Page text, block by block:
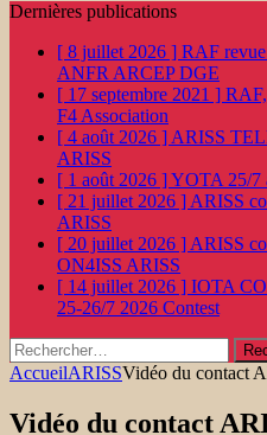
Dernières publications
[ 8 juillet 2026 ] RAF
ANFR ARCEP DGE
[ 17 septembre 2021 ]
F4 Association
[ 4 août 2026 ] ARISS
ARISS
[ 1 août 2026 ]YOTA 25/7
[ 21 juillet 2026 ] ARISS
ARISS
[ 20 juillet 2026 ] ARISS
ON4ISS ARISS
[ 14 juillet 2026 ] IOTA
25-26/7 2026 Contest
Rechercher :
AccueilARISSVidéo du contact
Vidéo du contact